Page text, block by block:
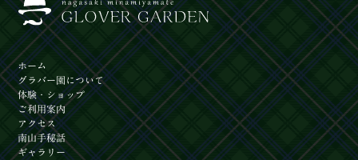
ホーム
グラバー園 について
体験・ショップ
ご利用案内
アクセス
南山手秘話
ギャラリー